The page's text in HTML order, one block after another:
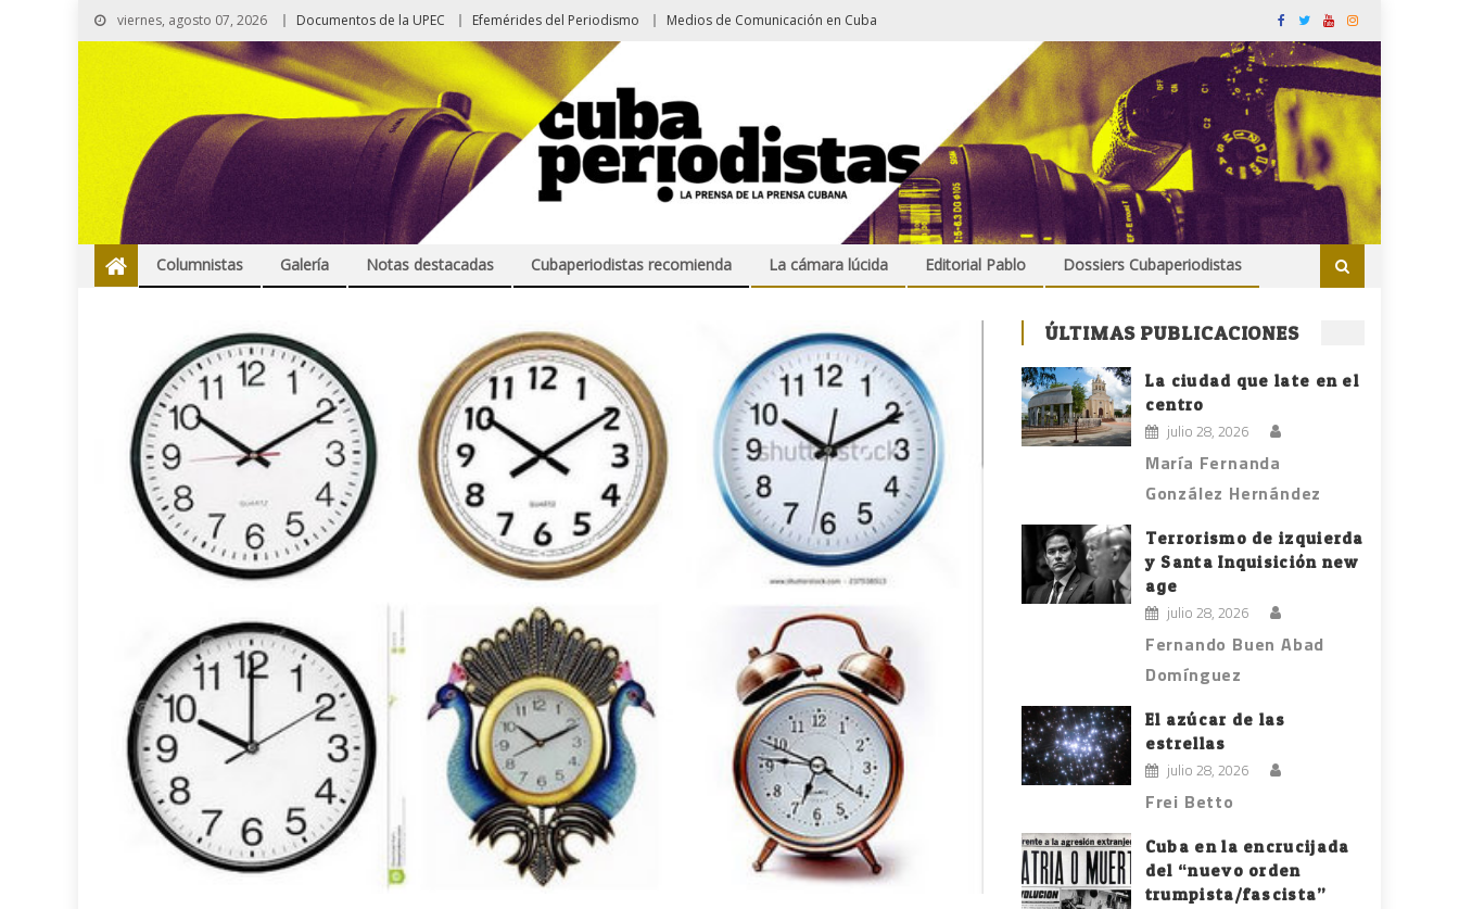
viernes, agosto 07, 2026 Documentos de la UPEC Efemérides del Periodismo Medios de Comunicación en Cuba
Columnistas Galería Notas destacadas Cubaperiodistas recomienda La cámara lúcida Editorial Pablo Dossiers Cubaperiodistas
ÚLTIMAS PUBLICACIONES
La ciudad que late en el
centro
julio 28, 2026
María Fernanda
González Hernández
Terrorismo de izquierda
y Santa Inquisición new
age
julio 28, 2026
Fernando Buen Abad
Domínguez
El azúcar de las
estrellas
julio 28, 2026
Frei Betto
Cuba en la encrucijada
del “nuevo orden
trumpista/fascista”